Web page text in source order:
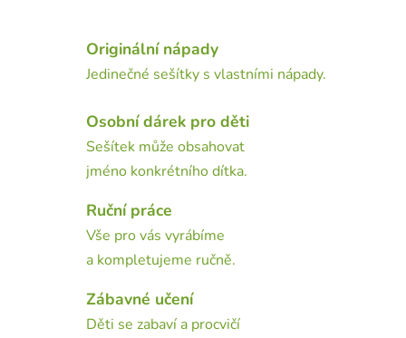
Originální nápady
Jedinečné sešítky s vlastními nápady.
Osobní dárek pro děti
Sešítek může obsahovat
jméno konkrétního dítka.
Ruční práce
Vše pro vás vyrábíme
a kompletujeme ručně.
Zábavné učení
Děti se zabaví a procvičí